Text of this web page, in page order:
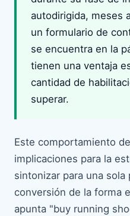
autodirigida, meses
un formulario de
se encuentra en la
tienen una ventaja
cantidad de
superar.
Este comportamiento
implicaciones para la
sintonizar para una sola
conversión de la forma
apunta "buy running